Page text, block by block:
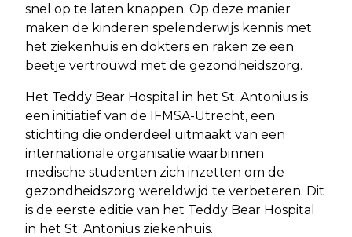
snel op te laten knappen. Op deze manier
maken de kinderen spelenderwijs kennis met
het ziekenhuis en dokters en raken ze een
beetje vertrouwd met de gezondheidszorg.
Het Teddy Bear Hospital in het St. Antonius is
een initiatief van de IFMSA-Utrecht, een
stichting die onderdeel uitmaakt van een
internationale organisatie waarbinnen
medische studenten zich inzetten om de
gezondheidszorg wereldwijd te verbeteren. Dit
is de eerste editie van het Teddy Bear Hospital
in het St. Antonius ziekenhuis.